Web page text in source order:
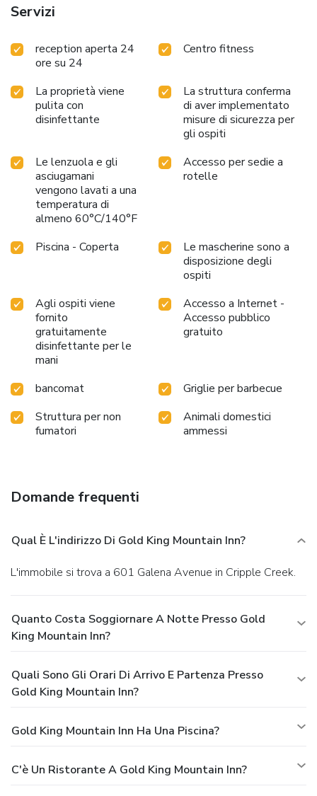
Servizi
reception aperta 24
ore su 24
Centro fitness
La proprietà viene
pulita con
disinfettante
La struttura conferma
di aver implementato
misure di sicurezza per
gli ospiti
Le lenzuola e gli
asciugamani
vengono lavati a una
temperatura di
almeno 60°C/140°F
Accesso per sedie a
rotelle
Piscina - Coperta
Le mascherine sono a
disposizione degli
ospiti
Agli ospiti viene
fornito
gratuitamente
disinfettante per le
mani
Accesso a Internet -
Accesso pubblico
gratuito
bancomat
Griglie per barbecue
Struttura per non
fumatori
Animali domestici
ammessi
Domande frequenti
Qual È L'indirizzo Di Gold King Mountain Inn?
L'immobile si trova a 601 Galena Avenue in Cripple Creek.
Quanto Costa Soggiornare A Notte Presso Gold
King Mountain Inn?
Quali Sono Gli Orari Di Arrivo E Partenza Presso
Gold King Mountain Inn?
Gold King Mountain Inn Ha Una Piscina?
C'è Un Ristorante A Gold King Mountain Inn?